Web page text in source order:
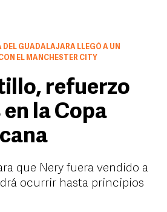
DEL GUADALAJARA LLEGÓ A UN
EL MANCHESTER CITY
refuerzo
la Copa
que Nery fuera vendido a
ocurrir hasta principios